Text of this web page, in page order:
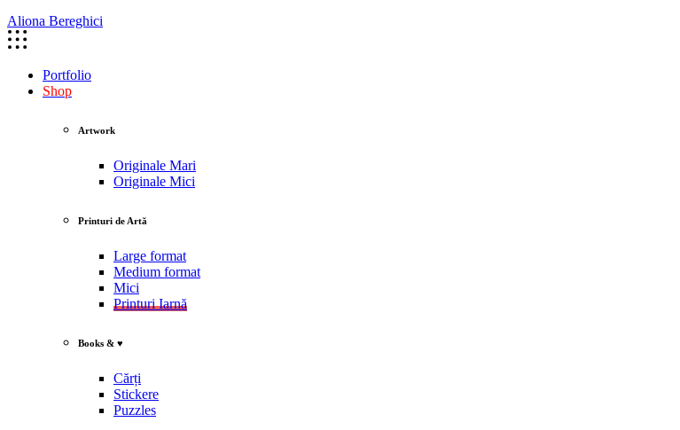
Aliona Bereghici
Portfolio
Shop
Artwork
Originale Mari
Originale Mici
Printuri de Artă
Large format
Medium format
Mici
Printuri Iarnă
Books & ♥
Cărți
Stickere
Puzzles